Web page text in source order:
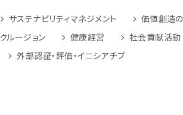
サステナビリティマネジメント 価値創造
ルージョン
健康経営 社会貢献活動
外部認証・評価・イニシアチブ